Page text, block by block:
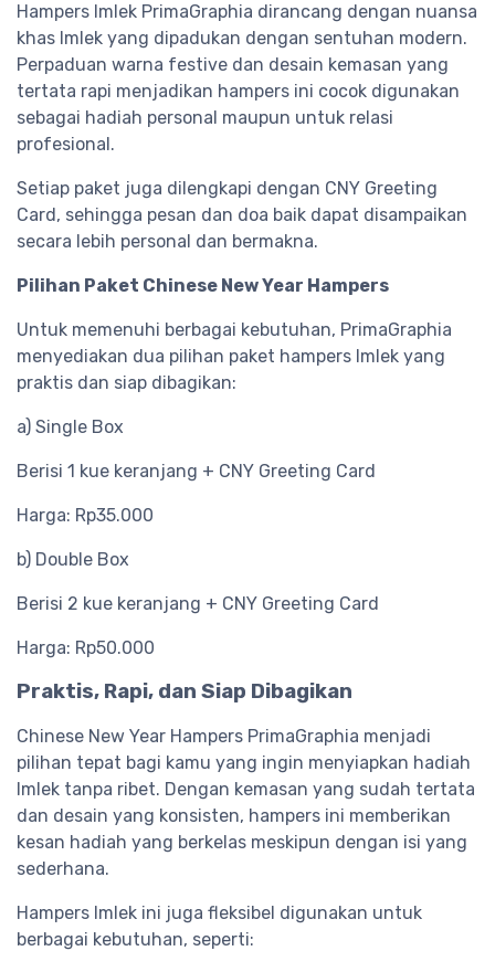
Hampers Imlek PrimaGraphia dirancang dengan nuansa
khas Imlek yang dipadukan dengan sentuhan modern.
Perpaduan warna festive dan desain kemasan yang
tertata rapi menjadikan hampers ini cocok digunakan
sebagai hadiah personal maupun untuk relasi
profesional.
Setiap paket juga dilengkapi dengan CNY Greeting
Card, sehingga pesan dan doa baik dapat disampaikan
secara lebih personal dan bermakna.
Pilihan Paket Chinese New Year Hampers
Untuk memenuhi berbagai kebutuhan, PrimaGraphia
menyediakan dua pilihan paket hampers Imlek yang
praktis dan siap dibagikan:
a) Single Box
Berisi 1 kue keranjang + CNY Greeting Card
Harga: Rp35.000
b) Double Box
Berisi 2 kue keranjang + CNY Greeting Card
Harga: Rp50.000
Praktis, Rapi, dan Siap Dibagikan
Chinese New Year Hampers PrimaGraphia menjadi
pilihan tepat bagi kamu yang ingin menyiapkan hadiah
Imlek tanpa ribet. Dengan kemasan yang sudah tertata
dan desain yang konsisten, hampers ini memberikan
kesan hadiah yang berkelas meskipun dengan isi yang
sederhana.
Hampers Imlek ini juga fleksibel digunakan untuk
berbagai kebutuhan, seperti: